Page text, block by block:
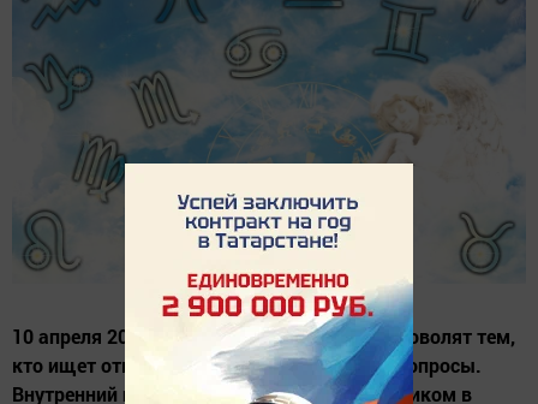
10 апреля 2025 года, звёзды особенно благоволят тем,
кто ищет ответы на сложные жизненные вопросы.
Внутренний голос станет надёжным советчиком в